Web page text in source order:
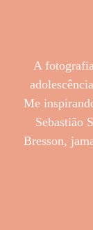
A
Me
Sebastião
Bresson,